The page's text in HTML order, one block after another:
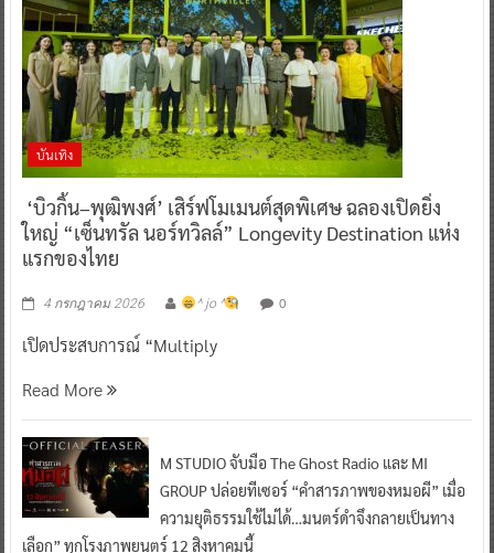
บันเทิง
‘บิวกิ้น–พุฒิพงศ์’ เสิร์ฟโมเมนต์สุดพิเศษ ฉลองเปิดยิ่ง
ใหญ่ “เซ็นทรัล นอร์ทวิลล์” Longevity Destination แห่ง
แรกของไทย
4 กรกฎาคม 2026 ^ jo ^ 0
เปิดประสบการณ์ “Multiply
Read More
M STUDIO จับมือ The Ghost Radio และ MI
GROUP ปล่อยทีเซอร์ “คำสารภาพของหมอผี” เมื่อ
ความยุติธรรมใช้ไม่ได้…มนตร์ดำจึงกลายเป็นทาง
เลือก” ทุกโรงภาพยนตร์ 12 สิงหาคมนี้